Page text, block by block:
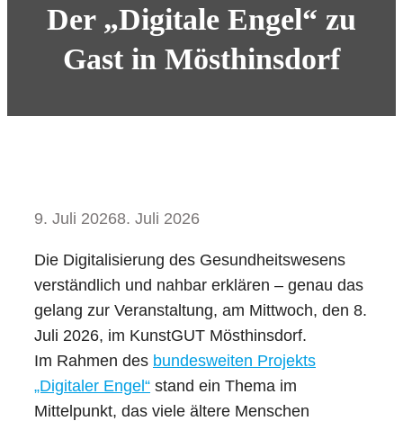
Der „Digitale Engel“ zu
Gast in Mösthinsdorf
9. Juli 20268. Juli 2026
Die Digitalisierung des Gesundheitswesens
verständlich und nahbar erklären – genau das
gelang zur Veranstaltung, am Mittwoch, den 8.
Juli 2026, im KunstGUT Mösthinsdorf.
Im Rahmen des bundesweiten Projekts
„Digitaler Engel“ stand ein Thema im
Mittelpunkt, das viele ältere Menschen